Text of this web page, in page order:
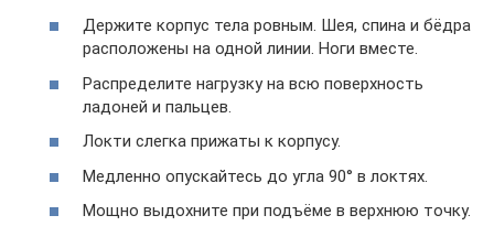
Держите корпус тела ровным. Шея, спина и бёдра
расположены на одной линии. Ноги вместе.
Распределите нагрузку на всю поверхность
ладоней и пальцев.
Локти слегка прижаты к корпусу.
Медленно опускайтесь до угла 90° в локтях.
Мощно выдохните при подъёме в верхнюю точку.